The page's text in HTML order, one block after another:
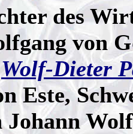
des
von
Wolf-Dieter
Este,
Johann